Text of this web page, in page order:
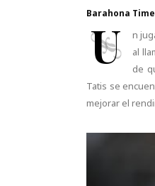
Barahona
U
n
al
de
Tatis se
mejorar el